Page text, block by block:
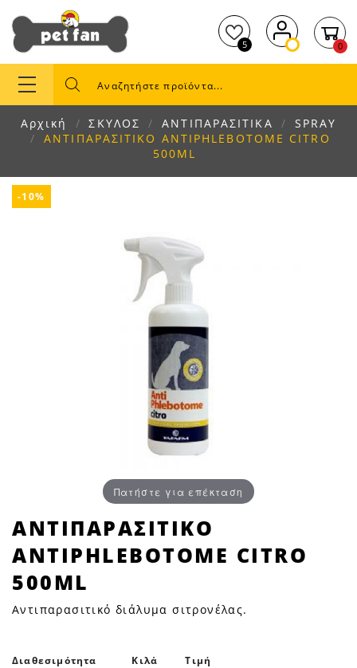
5 0
Αρχική ΣΚΥΛΟΣ ΑΝΤΙΠΑΡΑΣΙΤΙΚΑ
SPRAY
ΑΝΤΙΠΑΡΑΣΙΤΙΚΟ ANTIPHLEBOTOME CITRO
500ML
-10%
Πατήστε για επέκταση
ΑΝΤΙΠΑΡΑΣΙΤΙΚΟ
ANTIPHLEBOTOME
CITRO
500ML
|
Petfan
ΑΝΤΙΠΑΡΑΣΙΤΙΚΟ
ANTIPHLEBOTOME CITRO
500ML
Αντιπαρασιτικό διάλυμα σιτρονέλας.
Διαθεσιμότητα Κιλά Τιμή